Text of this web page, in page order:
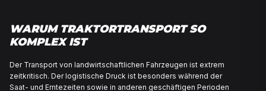
100% KONTROLLE ÜBER
ÜBERALL IN DER EU